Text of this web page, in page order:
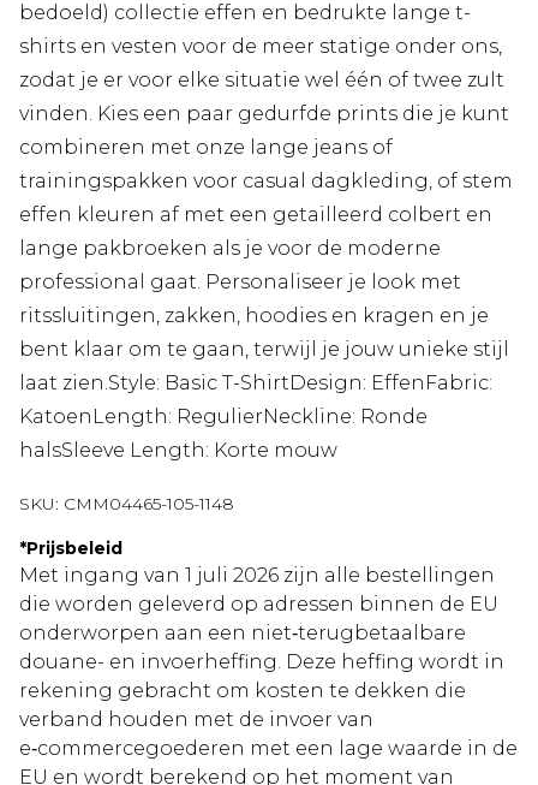
bedoeld) collectie effen en bedrukte lange t-
shirts en vesten voor de meer statige onder ons,
zodat je er voor elke situatie wel één of twee zult
vinden. Kies een paar gedurfde prints die je kunt
combineren met onze lange jeans of
trainingspakken voor casual dagkleding, of stem
effen kleuren af met een getailleerd colbert en
lange pakbroeken als je voor de moderne
professional gaat. Personaliseer je look met
ritssluitingen, zakken, hoodies en kragen en je
bent klaar om te gaan, terwijl je jouw unieke stijl
laat zien.Style: Basic T-ShirtDesign: EffenFabric:
KatoenLength: RegulierNeckline: Ronde
halsSleeve Length: Korte mouw
SKU: CMM04465-105-1148
*Prijsbeleid
Met ingang van 1 juli 2026 zijn alle bestellingen
die worden geleverd op adressen binnen de EU
onderworpen aan een niet‑terugbetaalbare
douane- en invoerheffing. Deze heffing wordt in
rekening gebracht om kosten te dekken die
verband houden met de invoer van
e‑commercegoederen met een lage waarde in de
EU en wordt berekend op het moment van